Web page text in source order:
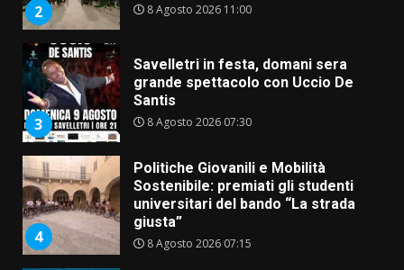
2 8 Agosto 2026 11:00
3
Savelletri in festa, domani sera
grande spettacolo con Uccio De
Santis
8 Agosto 2026 07:30
4
Politiche Giovanili e Mobilità
Sostenibile: premiati gli studenti
universitari del bando “La strada
giusta”
8 Agosto 2026 07:15